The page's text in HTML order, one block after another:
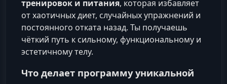
тренировок и питания, которая избавляет
от хаотичных диет, случайных упражнений и
постоянного отката назад. Ты получаешь
чёткий путь к сильному, функциональному и
эстетичному телу.
Что делает программу уникальной